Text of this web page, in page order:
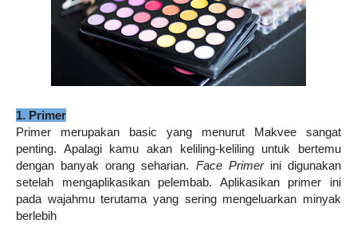
1. Primer
Primer merupakan basic yang menurut Makvee sangat
penting. Apalagi kamu akan keliling-keliling untuk bertemu
dengan banyak orang seharian. Face Primerini digunakan
setelah mengaplikasikan pelembab. Aplikasikan primer ini
pada wajahmu terutama yang sering mengeluarkan minyak
berlebih